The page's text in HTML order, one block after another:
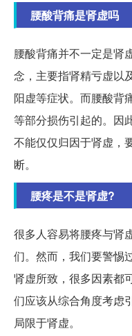
腰酸背痛是肾虚吗
腰酸背痛并不一定是肾
念，主要指肾精亏虚以
阳虚等症状。而腰酸背
等部分损伤引起的。因
不能仅仅归因于肾虚，
断。
腰疼是不是肾虚?
很多人容易将腰疼与肾
们。然而，我们要警惕
肾虚所致，很多因素都
们应该从综合角度考虑
局限于肾虚。